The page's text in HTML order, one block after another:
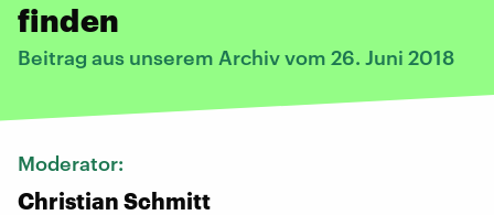
finden
Beitrag aus unserem Archiv vom 26. Juni 2018
Moderator:
Christian Schmitt